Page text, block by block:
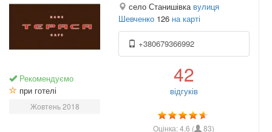
Рекомендуємо
при готелі
Жовтень 2018
село Станишівка вулиця
Шевченко 126 на карті
+380679366992
42
відгуків
Оцінка:4.6 ( 83)